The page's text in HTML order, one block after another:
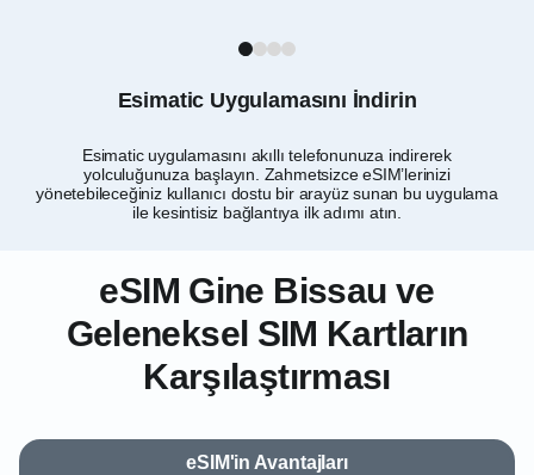
Esimatic Uygulamasını İndirin
Esimatic uygulamasını akıllı telefonunuza indirerek
yolculuğunuza başlayın. Zahmetsizce eSIM’lerinizi
yönetebileceğiniz kullanıcı dostu bir arayüz sunan bu uygulama
ile kesintisiz bağlantıya ilk adımı atın.
1 2 3 4
eSIM Gine Bissau ve
Geleneksel SIM Kartların
Karşılaştırması
eSIM'in Avantajları